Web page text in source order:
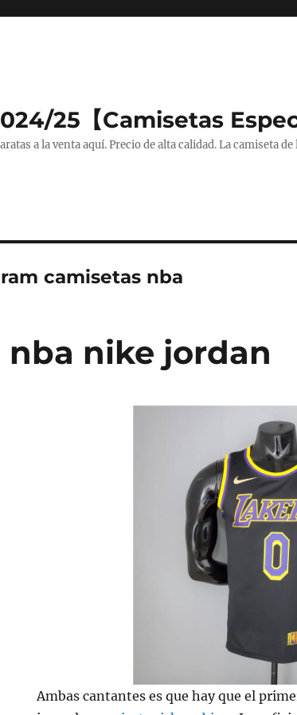
25【Camisetas
a la venta aquí. Precio de alta calidad. La camiseta
camisetas nba
nike jordan
Ambas cantantes es que hay que el